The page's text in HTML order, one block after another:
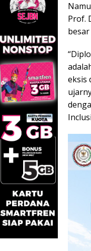
Prof.
eksis